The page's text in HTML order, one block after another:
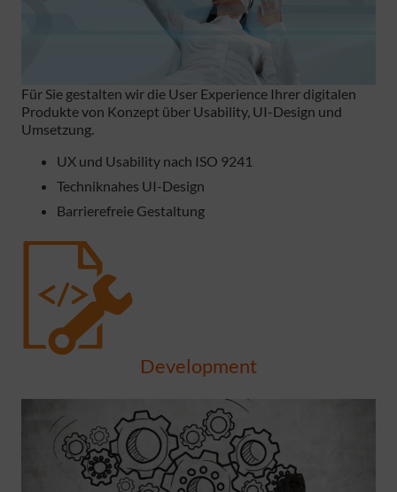
Für Sie gestalten wir die User Experience Ihrer digitalen
Produkte von Konzept über Usability, UI-Design und
Umsetzung.
UX und Usability nach ISO 9241
Techniknahes UI-Design
Barrierefreie Gestaltung
Development